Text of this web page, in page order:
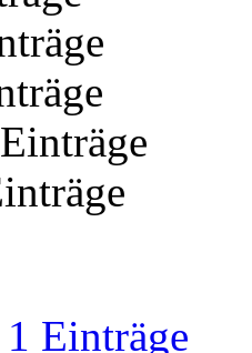
1 Einträge